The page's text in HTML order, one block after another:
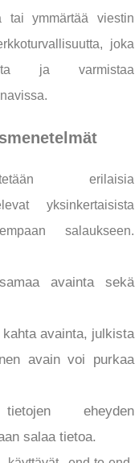
tai ymmärtää viestin
joka
ja varmistaa
erilaisia
yksinkertaisista
salaukseen.
avainta sekä
avainta, julkista
avain voi purkaa
eheyden
salaa tietoa.